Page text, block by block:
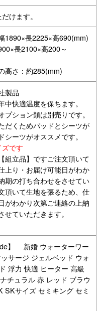
けます。
1890×長2225×高690(mm)
長2100×高200～
高さ：約285(mm)
製品
中快適温度を保ちます。
プション類は別売りです。
だくためパッドとシーツが
ーツがオススメです。
です
組立品】ですご注文頂いて
上り・お届け可能日がわか
期の打ち合わせをさせてい
頂いて生地を張るため、仕
がわかり次第ご連絡の上納
ていただきます。
】 新婚 ウォーターワー
サージ ジェルベッド ウォ
浮力 快適 ヒーター 高級
チュラル 赤 レッド ブラウ
SKサイズ セミキング セミ